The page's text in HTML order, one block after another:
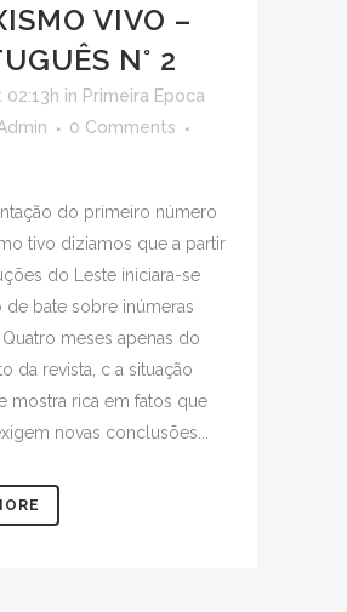
VIVO –
N° 2
in Primeira Epoca
0 Comments
do primeiro número
tivo diziamos que a partir
do Leste iniciara-se
de bate sobre inúmeras
meses apenas do
da revista, c a situação
mostra rica em fatos que
novas conclusões...